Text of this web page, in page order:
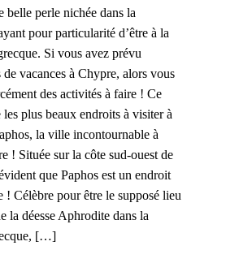
belle perle nichée dans la
pour particularité d’être à la
Si vous avez prévu
vacances à Chypre, alors vous
des activités à faire ! Ce
les plus beaux endroits à visiter à
la ville incontournable à
! Située sur la côte sud-ouest de
que Paphos est un endroit
! Célèbre pour être le supposé lieu
la déesse Aphrodite dans la
[…]